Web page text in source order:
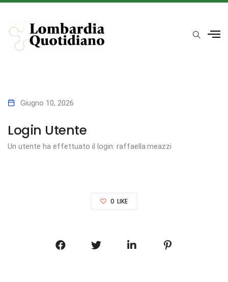
Giugno 10, 2026
Login Utente
Un utente ha effettuato il login: raffaella.meazzi
0 LIKE